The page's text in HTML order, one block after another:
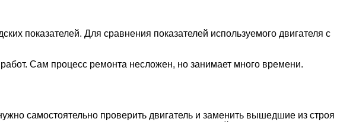
показателей. Для сравнения показателей используемого двигателя с
Сам процесс ремонта несложен, но занимает много времени.
самостоятельно проверить двигатель и заменить вышедшие из строя